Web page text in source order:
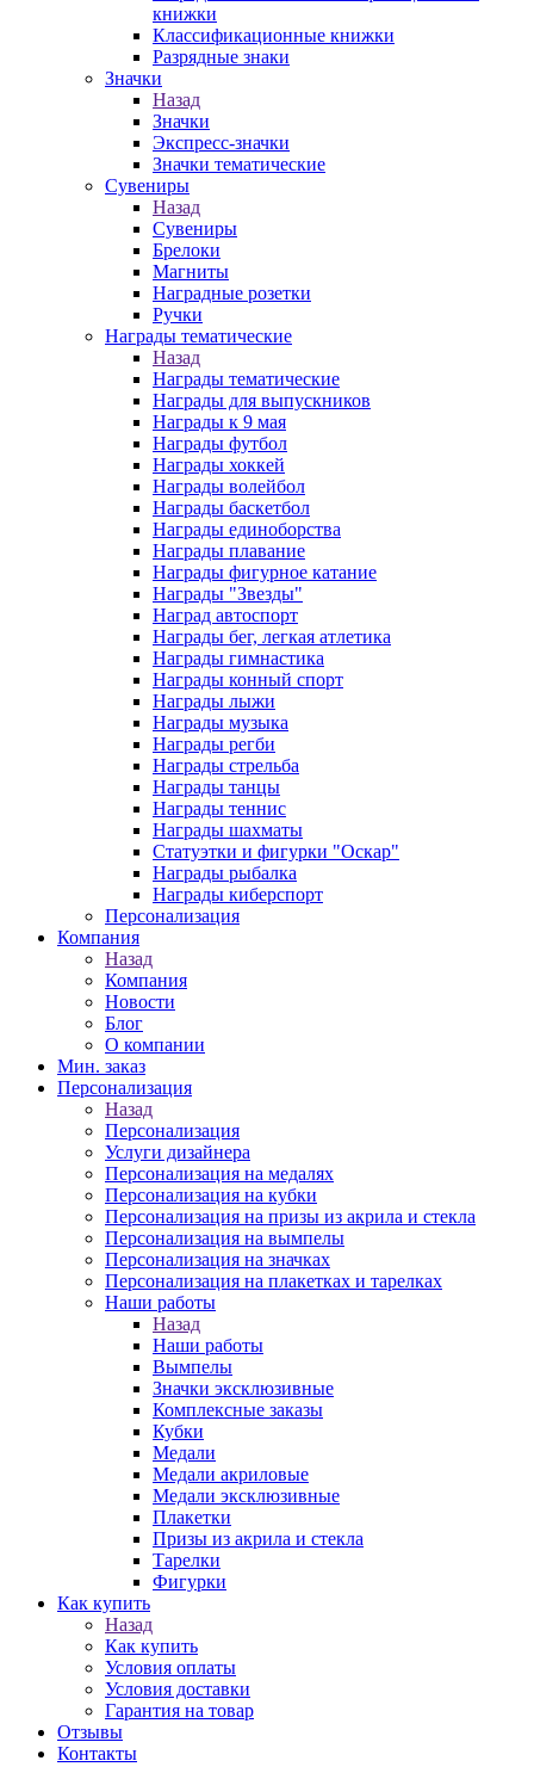
книжки
Классификационные книжки
Разрядные знаки
Значки
Назад
Значки
Экспресс-значки
Значки тематические
Сувениры
Назад
Сувениры
Брелоки
Магниты
Наградные розетки
Ручки
Награды тематические
Назад
Награды тематические
Награды для выпускников
Награды к 9 мая
Награды футбол
Награды хоккей
Награды волейбол
Награды баскетбол
Награды единоборства
Награды плавание
Награды фигурное катание
Награды "Звезды"
Наград автоспорт
Награды бег, легкая атлетика
Награды гимнастика
Награды конный спорт
Награды лыжи
Награды музыка
Награды регби
Награды стрельба
Награды танцы
Награды теннис
Награды шахматы
Статуэтки и фигурки "Оскар"
Награды рыбалка
Награды киберспорт
Персонализация
Компания
Назад
Компания
Новости
Блог
О компании
Мин. заказ
Персонализация
Назад
Персонализация
Услуги дизайнера
Персонализация на медалях
Персонализация на кубки
Персонализация на призы из акрила и стекла
Персонализация на вымпелы
Персонализация на значках
Персонализация на плакетках и тарелках
Наши работы
Назад
Наши работы
Вымпелы
Значки эксклюзивные
Комплексные заказы
Кубки
Медали
Медали акриловые
Медали эксклюзивные
Плакетки
Призы из акрила и стекла
Тарелки
Фигурки
Как купить
Назад
Как купить
Условия оплаты
Условия доставки
Гарантия на товар
Отзывы
Контакты